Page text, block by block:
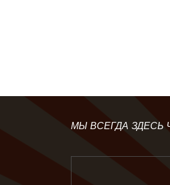
МЫ ВСЕГДА ЗДЕСЬ